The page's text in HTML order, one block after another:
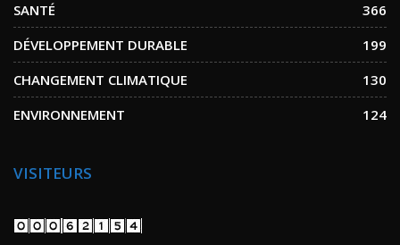
SANTÉ
366
DÉVELOPPEMENT DURABLE
199
CHANGEMENT CLIMATIQUE
130
ENVIRONNEMENT
124
VISITEURS